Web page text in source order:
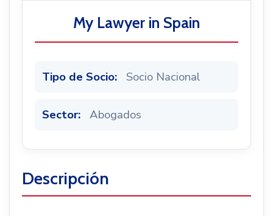
My Lawyer in Spain
Tipo de Socio: Socio Nacional
Sector: Abogados
Descripción